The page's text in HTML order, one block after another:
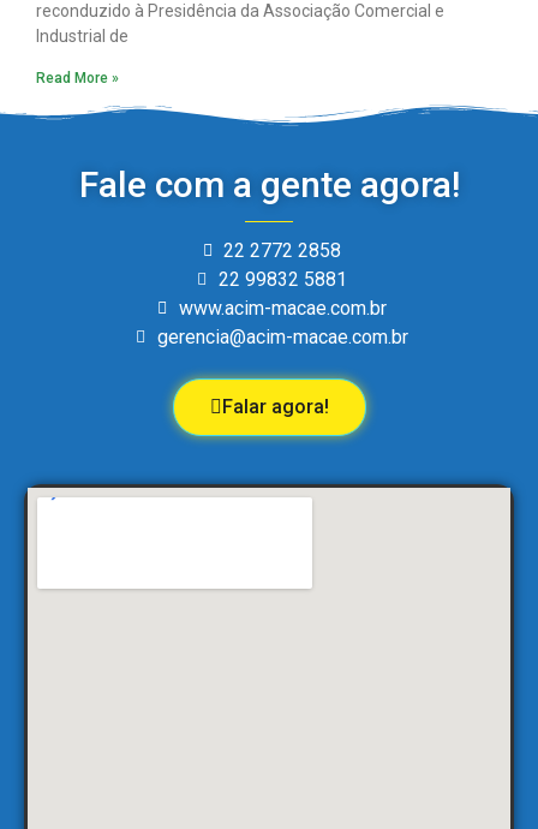
reconduzido à Presidência da Associação Comercial e
Industrial de
Read More »
Fale com a gente agora!
22 2772 2858
22 99832 5881
www.acim-macae.com.br
gerencia@acim-macae.com.br
Falar agora!